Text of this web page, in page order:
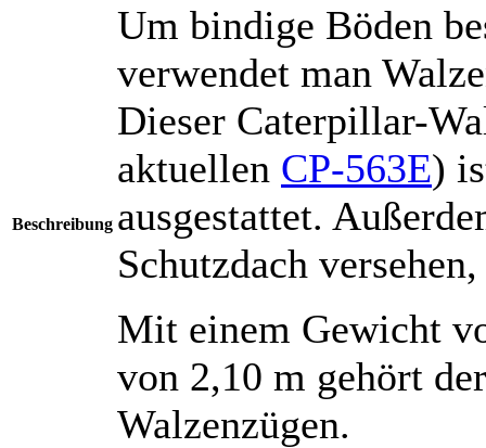
Beschreibung
Um bindige Böden
verwendet man
Dieser Caterpillar-
aktuellen CP-563E)
ausgestattet.
Schutzdach
Mit einem Gewicht
von 2,10 m gehört
Walzenzügen.